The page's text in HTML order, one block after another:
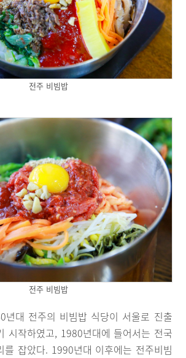
전주 비빔밥
전주 비빔밥
년대 전주의 비빔밥 식당이 서울로 진출
시작하였고, 1980년대에 들어서는 전국
를 잡았다. 1990년대 이후에는 전주비빔